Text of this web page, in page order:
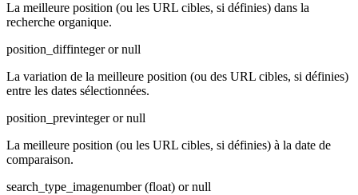
La meilleure position (ou les URL cibles, si définies) dans la
recherche organique.
position_diffinteger or null
La variation de la meilleure position (ou des URL cibles, si définies)
entre les dates sélectionnées.
position_previnteger or null
La meilleure position (ou les URL cibles, si définies) à la date de
comparaison.
search_type_imagenumber (float) or null